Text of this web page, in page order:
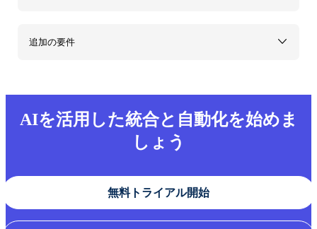
追加の要件
AIを活用した統合と自動化を始めま
しょう
無料トライアル開始